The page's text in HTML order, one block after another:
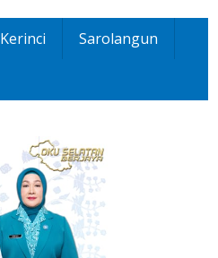
Kerinci Sarolangun